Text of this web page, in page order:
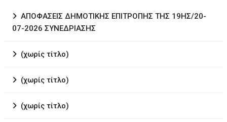
ΑΠΟΦΑΣΕΙΣ ΔΗΜΟΤΙΚΗΣ ΕΠΙΤΡΟΠΗΣ ΤΗΣ 19ΗΣ/20-
07-2026 ΣΥΝΕΔΡΙΑΣΗΣ
(χωρίς τίτλο)
(χωρίς τίτλο)
(χωρίς τίτλο)